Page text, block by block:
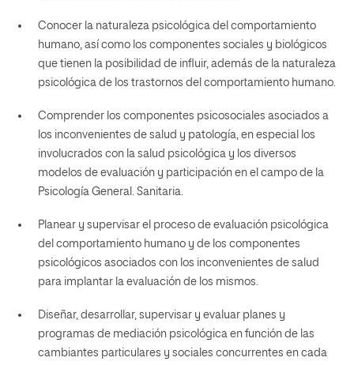
Conocer la naturaleza psicológica del comportamiento
humano, así como los componentes sociales y biológicos
que tienen la posibilidad de influir, además de la naturaleza
psicológica de los trastornos del comportamiento humano.
Comprender los componentes psicosociales asociados a
los inconvenientes de salud y patología, en especial los
involucrados con la salud psicológica y los diversos
modelos de evaluación y participación en el campo de la
Psicología General. Sanitaria.
Planear y supervisar el proceso de evaluación psicológica
del comportamiento humano y de los componentes
psicológicos asociados con los inconvenientes de salud
para implantar la evaluación de los mismos.
Diseñar, desarrollar, supervisar y evaluar planes y
programas de mediación psicológica en función de las
cambiantes particulares y sociales concurrentes en cada